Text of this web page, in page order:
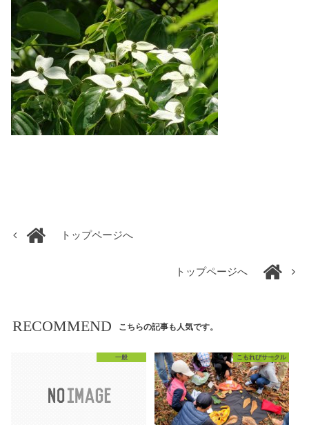
トップページへ
トップページへ
RECOMMEND こちらの記事も人気です。
一般 こもれびサークル